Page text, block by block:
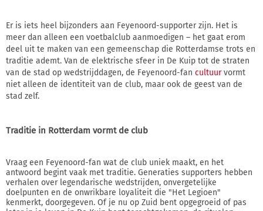
Er is iets heel bijzonders aan Feyenoord-supporter zijn. Het is
meer dan alleen een voetbalclub aanmoedigen – het gaat erom
deel uit te maken van een gemeenschap die Rotterdamse trots en
traditie ademt. Van de elektrische sfeer in De Kuip tot de straten
van de stad op wedstrijddagen, de Feyenoord-fan cultuurvormt
niet alleen de identiteit van de club, maar ook de geest van de
stad zelf.
Traditie in Rotterdam vormt de club
Vraag een Feyenoord-fan wat de club uniek maakt, en het
antwoord begint vaak met traditie. Generaties supporters hebben
verhalen over legendarische wedstrijden, onvergetelijke
doelpunten en de onwrikbare loyaliteit die "Het Legioen"
kenmerkt, doorgegeven. Of je nu op Zuid bent opgegroeid of pas